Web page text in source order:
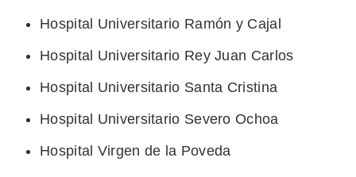
Hospital Universitario Ramón y Cajal
Hospital Universitario Rey Juan Carlos
Hospital Universitario Santa Cristina
Hospital Universitario Severo Ochoa
Hospital Virgen de la Poveda